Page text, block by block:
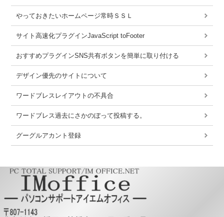
やっておきたいホームページ常時ＳＳＬ
サイト高速化プラグインJavaScript toFooter
おすすめプラグインSNS共有ボタンを簡単に取り付ける
デザイン優先のサイトについて
ワードブレスレイアウトの不具合
ワードブレス過去にさかのぼって投稿する。
グーグルアカント登録